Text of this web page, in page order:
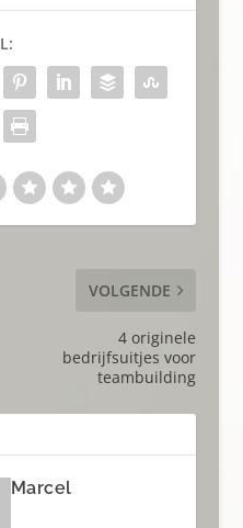
VOLGENDE
4 originele
bedrijfsuitjes voor
teambuilding
Marcel